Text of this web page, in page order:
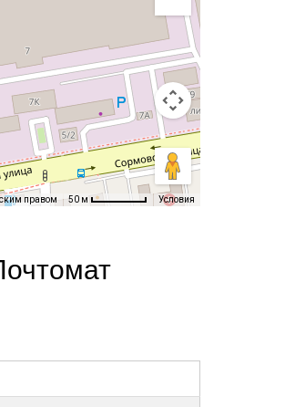
правом 50 м Условия